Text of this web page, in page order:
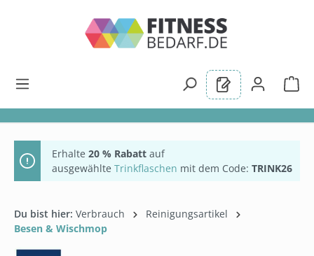
Erhalte 20 % Rabatt auf
ausgewählte Trinkflaschen mit dem Code: TRINK26
Du bist hier: Verbrauch
Reinigungsartikel
Besen & Wischmop